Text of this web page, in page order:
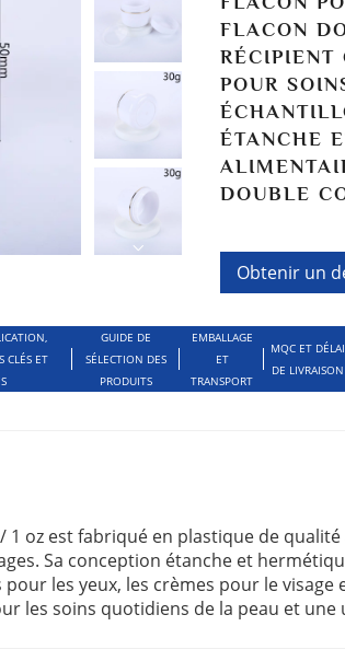
FLACON
RÉCIPIENT
POUR
ÉTANCHE
DOUBLE
Obtenir un
CLÉS ET
GUIDE DE
SÉLECTION DES
PRODUITS
EMBALLAGE
ET
TRANSPORT
MQC ET DÉLAI
DE LIVRAISON
1 oz est fabriqué en plastique de
Sa conception étanche et
les yeux, les crèmes pour le visage
les soins quotidiens de la peau et